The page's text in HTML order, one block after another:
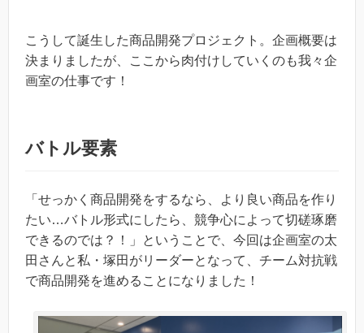
こうして誕生した商品開発プロジェクト。企画概要は
決まりましたが、ここから肉付けしていくのも我々企
画室の仕事です！
バトル要素
「せっかく商品開発をするなら、より良い商品を作り
たい…バトル形式にしたら、競争心によって切磋琢磨
できるのでは？！」ということで、今回は企画室の太
田さんと私・塚田がリーダーとなって、チーム対抗戦
で商品開発を進めることになりました！